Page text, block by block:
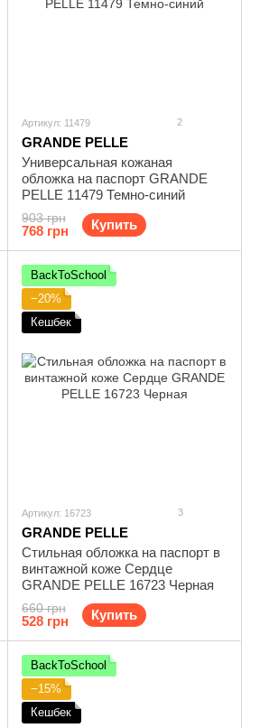
Артикул: 11479 2
GRANDE PELLE
Универсальная кожаная
обложка на паспорт GRANDE
PELLE 11479 Темно-синий
903 грн
768 грн Купить
BackToSchool
−20%
Кешбек
Артикул: 16723 3
GRANDE PELLE
Стильная обложка на паспорт в
винтажной коже Сердце
GRANDE PELLE 16723 Черная
660 грн
528 грн Купить
BackToSchool
−15%
Кешбек